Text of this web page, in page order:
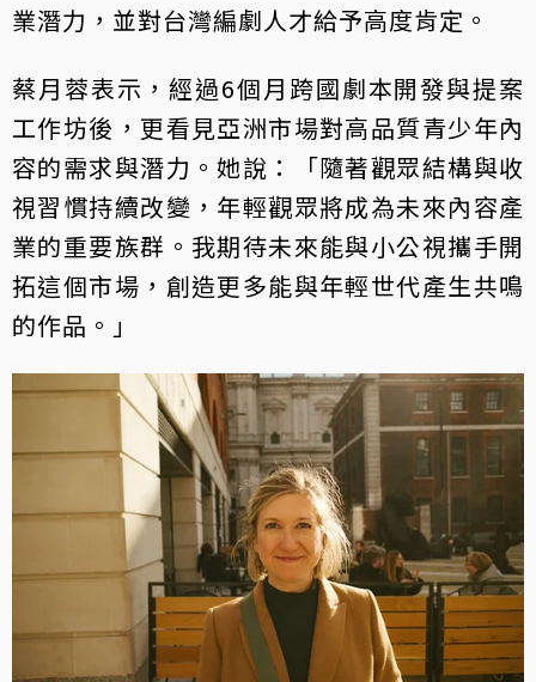
業潛力，並對台灣編劇人才給予高度肯定。
蔡月蓉表示，經過6個月跨國劇本開發與提案
工作坊後，更看見亞洲市場對高品質青少年內
容的需求與潛力。她說：「隨著觀眾結構與收
視習慣持續改變，年輕觀眾將成為未來內容產
業的重要族群。我期待未來能與小公視攜手開
拓這個市場，創造更多能與年輕世代產生共鳴
的作品。」